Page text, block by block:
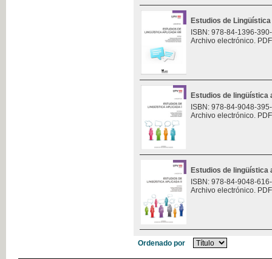
Estudios de
ISBN: 978-84-1396-
Archivo electrónico.
Estudios de lingüística
ISBN: 978-84-9048-
Archivo electrónico.
Estudios de lingüística
ISBN: 978-84-9048-
Archivo electrónico.
Ordenado por